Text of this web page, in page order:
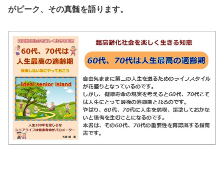
がピーク、その真髄を語ります。